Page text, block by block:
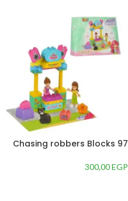
Chasing robbers Blocks 97
300,00EGP